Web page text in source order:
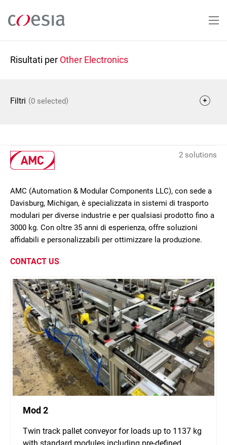
contenuto
Risultati per Other Electronics
Filtri (0 selected)
2 solutions
AMC (Automation & Modular Components LLC), con sede a
Davisburg, Michigan, è specializzata in sistemi di trasporto
modulari per diverse industrie e per qualsiasi prodotto fino a
3000 kg. Con oltre 35 anni di esperienza, offre soluzioni
affidabili e personalizzabili per ottimizzare la produzione.
CONTACT US
Mod 2
Twin track pallet conveyor for loads up to 1137 kg